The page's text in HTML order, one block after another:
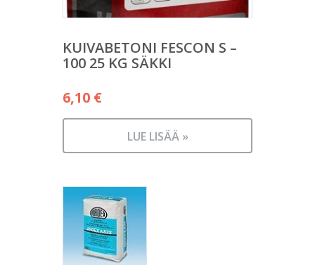
KUIVABETONI FESCON S –
100 25 KG SÄKKI
6,10 €
LUE LISÄÄ »